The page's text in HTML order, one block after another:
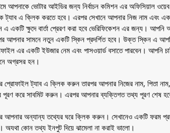
আপনাকে ভোটার আইডির জন্য নির্বাচন কমিশন এর অফিসিয়াল ওয়েব
ট্যাব এ ক্লিক করতে হবে। এরপর সেখানে আপনার নিজ নাম এবং
একটি ক্ষুদে বার্তা প্রেরণ করা হবে ভেরিফিকেশন এর জন্য। আপনি
আপনার সামনে নতুন একটি স্কিন প্রদর্শিত হবে। উক্ত স্কিন এ
এর একটি ইউজার নেম এবং পাসওয়ার্ড বসাতে পারবেন। আপনি
অগ্রসর হন।
প্রোফাইল ট্যাব এ ক্লিক করুন তারপর আপনার নিজের নাম, পিতা
পূরণ করে সাবমিট করুন। এরপর আপনার ব্যক্তিগত তথ্য পূরণ শেষ
আপনার অন্যান্য তথ্যের ঘরে ক্লিক করুন। সেখানেও একটি ফরম
অযথা কোন তথ্য ইনপুট দিয়ে ঝামেলা না করাই ভালো।